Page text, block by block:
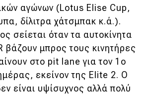
αγώνων (Lotus Elise Cup,
δίλιτρα χάτσμπακ κ.ά.).
σείεται όταν τα αυτοκίνητα
βάζουν μπρος τους κινητήρες
στο pit lane για τον 1ο
εκείνον της Elite 2. Ο
είναι υψίσυχνος αλλά πολύ